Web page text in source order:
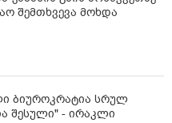
შემთხვევა მოხდა
ბიუროკრატია სრულ
შესული" - ირაკლი